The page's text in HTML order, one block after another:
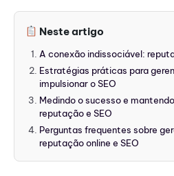
Neste artigo
A conexão indissociável:
Estratégias práticas para
impulsionar o SEO
Medindo o sucesso e
reputação e SEO
Perguntas frequentes sobre
reputação online e SEO